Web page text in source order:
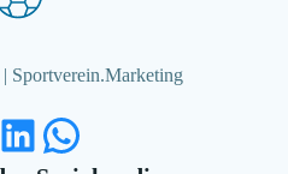
Sportverein.Marketing
LinkedIn
WhatsApp